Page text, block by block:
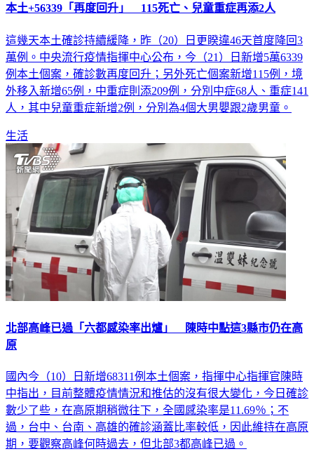
本土+56339「再度回升」 115死亡、兒童重症再添2人
這幾天本土確診持續緩降，昨（20）日更睽違46天首度降回3
萬例。中央流行疫情指揮中心公布，今（21）日新增5萬6339
例本土個案，確診數再度回升；另外死亡個案新增115例，境
外移入新增65例，中重症則添209例，分別中症68人、重症141
人，其中兒童重症新增2例，分別為4個大男嬰跟2歲男童。
生活
北部高峰已過「六都感染率出爐」 陳時中點這3縣市仍在高
原
國內今（10）日新增68311例本土個案，指揮中心指揮官陳時
中指出，目前整體疫情情況和推估的沒有很大變化，今日確診
數少了些，在高原期稍微往下，全國感染率是11.69％；不
過，台中、台南、高雄的確診涵蓋比率較低，因此維持在高原
期，要觀察高峰何時過去，但北部3都高峰已過。